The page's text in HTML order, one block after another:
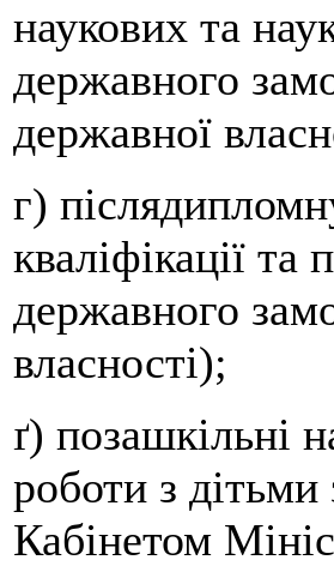
наукових та
державного
державної
г)
кваліфікації та
державного
власності);
ґ) позашкільні
роботи з дітьми
Кабінетом